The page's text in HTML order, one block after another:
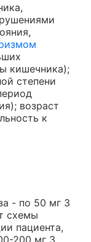
кишечника);
степени
возраст
к
- по 50 мг 3
схемы
пациента,
200 мг 3